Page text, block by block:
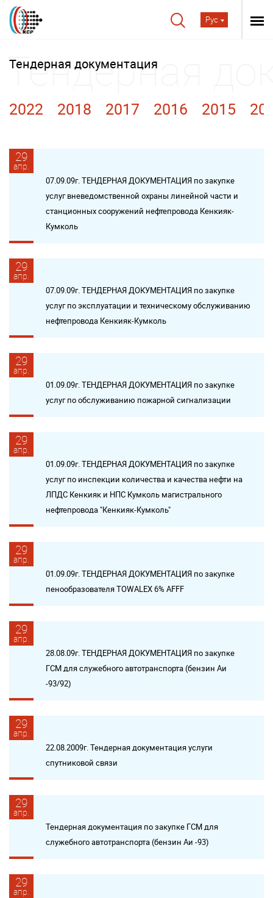
Рус
Тендерная документация
2022 2018 2017 2016 2015
29
апр.
07.09.09г. ТЕНДЕРНАЯ ДОКУМЕНТАЦИЯ по закупке
услуг вневедомственной охраны линейной части и
станционных сооружений нефтепровода Кенкияк-
Кумколь
29
апр.
07.09.09г. ТЕНДЕРНАЯ ДОКУМЕНТАЦИЯ по закупке
услуг по эксплуатации и техническому обслуживанию
нефтепровода Кенкияк-Кумколь
29
апр.
01.09.09г. ТЕНДЕРНАЯ ДОКУМЕНТАЦИЯ по закупке
услуг по обслуживанию пожарной сигнализации
29
апр.
01.09.09г. ТЕНДЕРНАЯ ДОКУМЕНТАЦИЯ по закупке
услуг по инспекции количества и качества нефти на
ЛПДС Кенкияк и НПС Кумколь магистрального
нефтепровода "Кенкияк-Кумколь"
29
апр.
01.09.09г. ТЕНДЕРНАЯ ДОКУМЕНТАЦИЯ по закупке
пенообразователя TOWALEX 6% AFFF
29
апр.
28.08.09г. ТЕНДЕРНАЯ ДОКУМЕНТАЦИЯ по закупке
ГСМ для служебного автотранспорта (бензин Аи
-93/92)
29
апр.
22.08.2009г. Тендерная документация услуги
спутниковой связи
29
апр.
Тендерная документация по закупке ГСМ для
служебного автотранспорта (бензин Аи -93)
29
апр.